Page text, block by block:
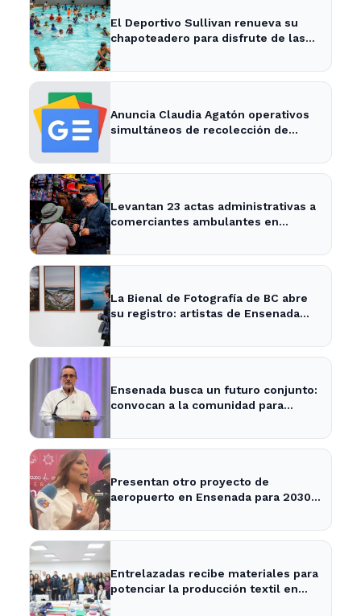
El Deportivo Sullivan renueva su
chapoteadero para disfrute de las
Anuncia Claudia Agatón operativos
simultáneos de recolección de
Villas del Roble - XXV Ayuntamiento
de Ensenada
Levantan 23 actas administrativas a
comerciantes ambulantes en
La Bienal de Fotografía de BC abre
su registro: artistas de Ensenada
Ensenada busca un futuro conjunto:
convocan a la comunidad para
Presentan otro proyecto de
aeropuerto en Ensenada para 2030 -
Entrelazadas recibe materiales para
potenciar la producción textil en